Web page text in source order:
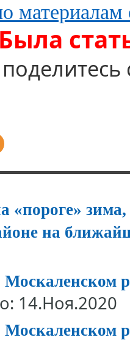
Была
«пороге»
на
14.Ноя.2020
Москаленском